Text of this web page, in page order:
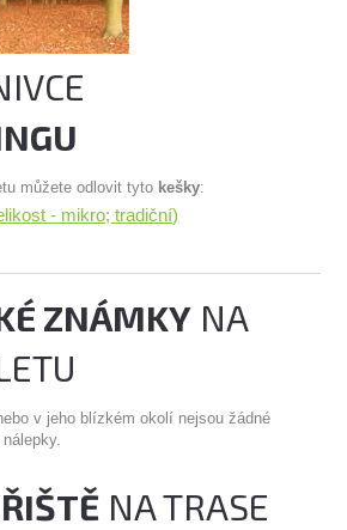
můžete odlovit tyto kešky:
- mikro; tradiční)
ZNÁMKY NA
v jeho blízkém okolí nejsou žádné
NA TRASE